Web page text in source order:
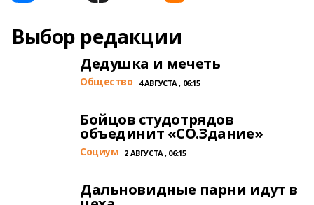
Выбор редакции
Дедушка и мечеть
Общество 4 АВГУСТА , 06:15
Бойцов студотрядов
объединит «СО.Здание»
Cоциум 2 АВГУСТА , 06:15
Дальновидные парни идут в